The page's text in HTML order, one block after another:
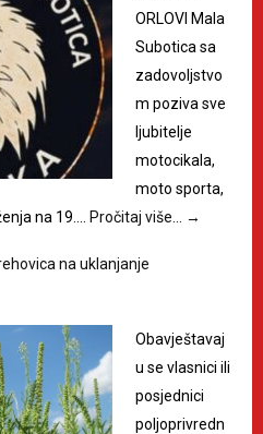
ORLOVI Mala
Subotica sa
zadovoljstvo
m poziva sve
ljubitelje
motocikala,
moto sporta,
na 19.… Pročitaj više… →
na uklanjanje
Obavještavaj
u se vlasnici ili
posjednici
poljoprivredn